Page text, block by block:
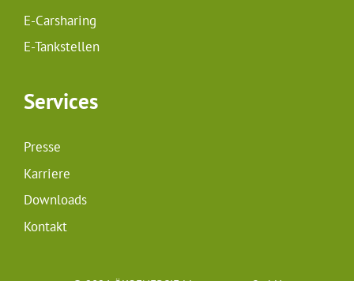
E-Carsharing
E-Tankstellen
Services
Presse
Karriere
Downloads
Kontakt